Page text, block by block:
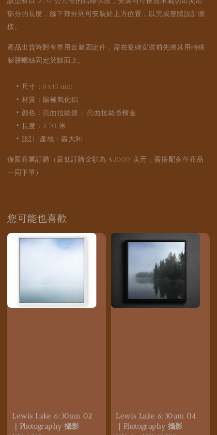
部分的長度，餘下部分則可安裝於上方位置，以完成整體設計圖
樣。
產品出貨時附有專用金屬固定件，需在瓷磚安裝前先將其用特殊
膨脹螺絲固定於牆面上。
• 尺寸：8x15 mm
• 材質：陽極氧化鋁
• 顏色：亮面拉絲銀 / 亮面拉絲香檳金
• 長度：2.70 米
• 設計/產地：義大利
僅限商業訂購（最低訂購金額為 $2000 美元，需搭配多件商品
一同下單）
您可能也喜歡
Lewis Lake 6:30am 02
｜Photography 攝影
Lewis Lake 6:30am 04
｜Photography 攝影